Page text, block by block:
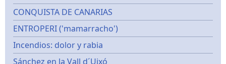
CONQUISTA DE CANARIAS
ENTROPERI ('mamarracho')
Incendios: dolor y rabia
Sánchez en la Vall d´Uixó